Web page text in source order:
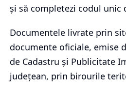
și să completezi codul unic
Documentele livrate prin
documente oficiale, emise
de Cadastru și Publicitate
județean, prin birourile